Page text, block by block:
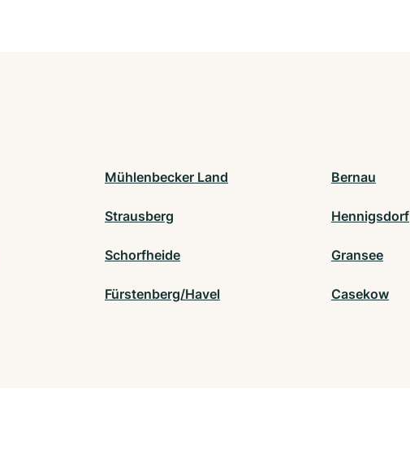
Mühlenbecker Land Bernau
Strausberg Hennigsdorf
Schorfheide Gransee
Fürstenberg/Havel Casekow